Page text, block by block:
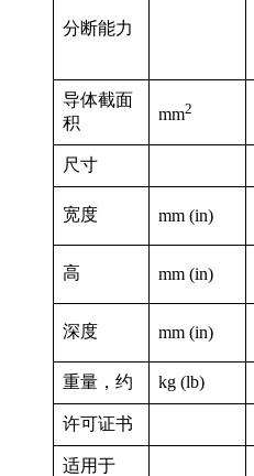
分断能力
导体截面
积
mm2
尺寸
宽度 mm (in)
高 mm (in)
深度 mm (in)
重量，约 kg (lb)
许可证书
适用于